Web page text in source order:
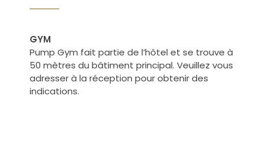
GYM
Pump Gym fait partie de l’hôtel et se trouve à
50 mètres du bâtiment principal. Veuillez vous
adresser à la réception pour obtenir des
indications.